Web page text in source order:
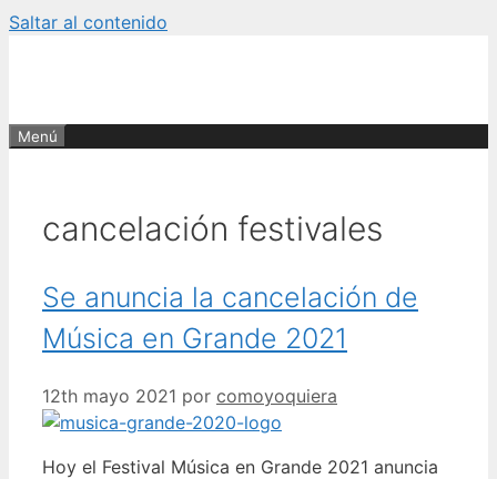
Saltar al contenido
Menú
cancelación festivales
Se anuncia la cancelación de
Música en Grande 2021
12th mayo 2021 por comoyoquiera
Hoy el Festival Música en Grande 2021 anuncia